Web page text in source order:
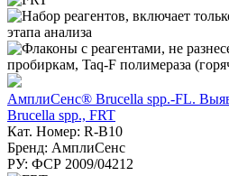
АмплиСенс® Brucella spp.-FL.
Brucella spp., FRT
Кат. Номер: R-B10
Бренд: АмплиСенс
РУ: ФСР 2009/04212